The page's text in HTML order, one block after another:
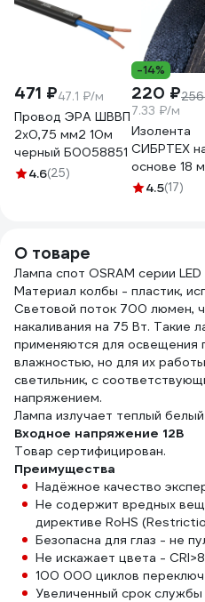
471 ₽47.1 ₽/м
Провод ЭРА ШВВП
2x0,75 мм2 10м
черный Б0058851
4.6(25)
-14%
220 ₽
7.33 ₽/м
Изолента
СИБРТЕХ
основе 18
м, 300 гр.
4.5(17)
О товаре
Лампа спот OSRAM серии
Материал колбы - пластик,
Световой поток 700 люмен,
накаливания на 75 Вт. Такие
применяются для освещения
влажностью, но для их
светильник, с
напряжением.
Лампа излучает теплый белый
Входное напряжение 12В
Товар сертифицирован.
Преимущества
Надёжное качество
Не содержит вредных
директиве RoHS
Безопасна для глаз - не
Не искажает цвета -
100 000 циклов
Увеличенный срок